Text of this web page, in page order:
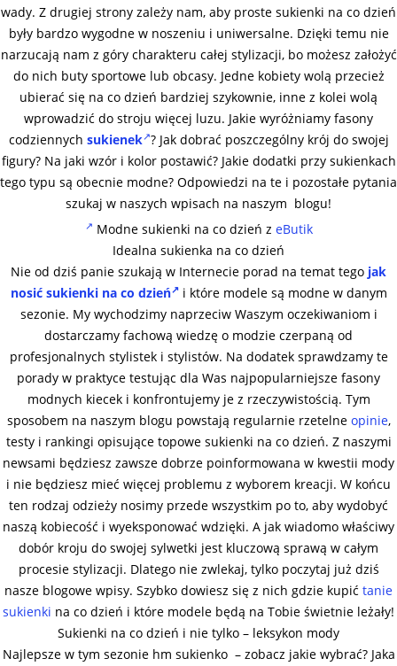
wady. Z drugiej strony zależy nam, aby proste sukienki na co dzień
były bardzo wygodne w noszeniu i uniwersalne. Dzięki temu nie
narzucają nam z góry charakteru całej stylizacji, bo możesz założyć
do nich buty sportowe lub obcasy. Jedne kobiety wolą przecież
ubierać się na co dzień bardziej szykownie, inne z kolei wolą
wprowadzić do stroju więcej luzu. Jakie wyróżniamy fasony
codziennych sukienek ? Jak dobrać poszczególny krój do swojej
figury? Na jaki wzór i kolor postawić? Jakie dodatki przy sukienkach
tego typu są obecnie modne? Odpowiedzi na te i pozostałe pytania
szukaj w naszych wpisach na naszym blogu!
Modne sukienki na co dzień z eButik
Idealna sukienka na co dzień
Nie od dziś panie szukają w Internecie porad na temat tego jak
nosić sukienki na co dzień i które modele są modne w danym
sezonie. My wychodzimy naprzeciw Waszym oczekiwaniom i
dostarczamy fachową wiedzę o modzie czerpaną od
profesjonalnych stylistek i stylistów. Na dodatek sprawdzamy te
porady w praktyce testując dla Was najpopularniejsze fasony
modnych kiecek i konfrontujemy je z rzeczywistością. Tym
sposobem na naszym blogu powstają regularnie rzetelne opinie,
testy i rankingi opisujące topowe sukienki na co dzień. Z naszymi
newsami będziesz zawsze dobrze poinformowana w kwestii mody
i nie będziesz mieć więcej problemu z wyborem kreacji. W końcu
ten rodzaj odzieży nosimy przede wszystkim po to, aby wydobyć
naszą kobiecość i wyeksponować wdzięki. A jak wiadomo właściwy
dobór kroju do swojej sylwetki jest kluczową sprawą w całym
procesie stylizacji. Dlatego nie zwlekaj, tylko poczytaj już dziś
nasze blogowe wpisy. Szybko dowiesz się z nich gdzie kupić tanie
sukienki na co dzień i które modele będą na Tobie świetnie leżały!
Sukienki na co dzień i nie tylko – leksykon mody
Najlepsze w tym sezonie hm sukienko – zobacz jakie wybrać? Jaka